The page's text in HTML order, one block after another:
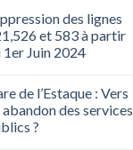
des lignes
et 583 à partir
1er Juin 2024
de l’Estaque : Vers
abandon des services
?